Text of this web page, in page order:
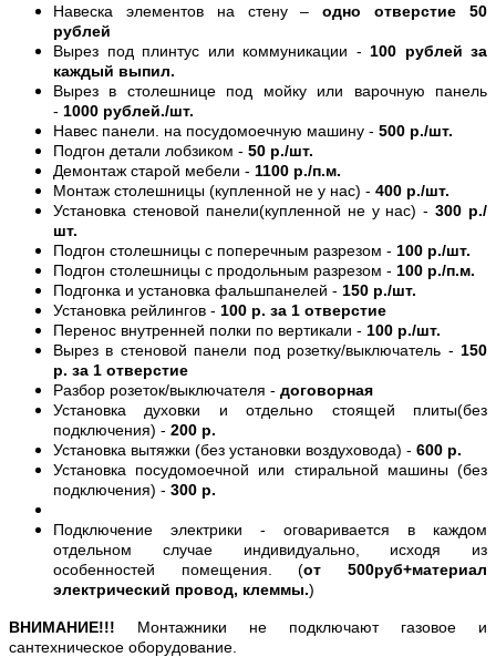
Навеска элементов на стену –одно отверстие 50
рублей
Вырез под плинтус или коммуникации - 100 рублей за
каждый выпил.
Вырез в столешнице под мойку или варочную панель
- 1000 рублей./шт.
Навес панели. на посудомоечную машину - 500 р./шт.
Подгон детали лобзиком - 50 р./шт.
Демонтаж старой мебели - 1100 р./п.м.
Монтаж столешницы (купленной не у нас) - 400 р./шт.
Установка стеновой панели(купленной не у нас) -300 р./
шт.
Подгон столешницы с поперечным разрезом - 100 р./шт.
Подгон столешницы с продольным разрезом - 100 р./п.м.
Подгонка и установка фальшпанелей - 150 р./шт.
Установка рейлингов - 100 р. за 1 отверстие
Перенос внутренней полки по вертикали - 100 р./шт.
Вырез в стеновой панели под розетку/выключатель - 150
р. за 1 отверстие
Разбор розеток/выключателя - договорная
Установка духовки и отдельно стоящей плиты(без
подключения) - 200 р.
Установка вытяжки (без установки воздуховода) - 600 р.
Установка посудомоечной или стиральной машины (без
подключения) - 300 р.
Подключение электрики - оговаривается в каждом
отдельном случае индивидуально, исходя из
особенностей помещения. (от 500руб+материал
электрический провод, клеммы.)
ВНИМАНИЕ!!! Монтажники не подключают газовое и
сантехническое оборудование.